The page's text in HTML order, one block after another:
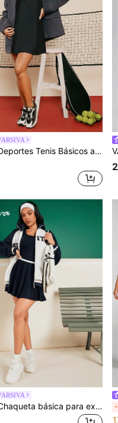
VARSIVA Deportes Tenis Básicos al Aire Libre con BLAZER en Otoño/Invierno
VARSIVA Chaqueta básica para exteriores de deportes de piqueta, conjunto de tenis para mujeres